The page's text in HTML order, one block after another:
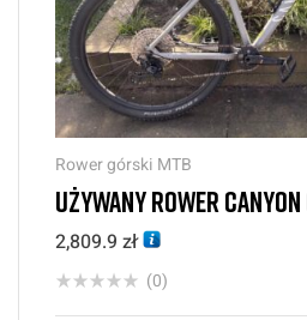
Rower górski MTB
UŻYWANY ROWER
2,809.9 zł
(0)